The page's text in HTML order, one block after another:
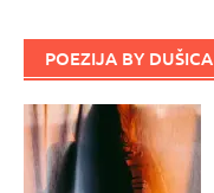
POEZIJA BY DUŠICA